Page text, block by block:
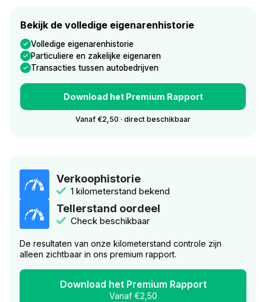
Bekijk de volledige eigenarenhistorie
Volledige eigenarenhistorie
Particuliere en zakelijke eigenaren
Transacties tussen autobedrijven
Download het Premium Rapport
Vanaf €2,50 · direct beschikbaar
Verkoophistorie
1 kilometerstand bekend
Tellerstand oordeel
Check beschikbaar
De resultaten van onze kilometerstand controle zijn
alleen zichtbaar in ons premium rapport.
Download het Premium Rapport
Vanaf €2,50